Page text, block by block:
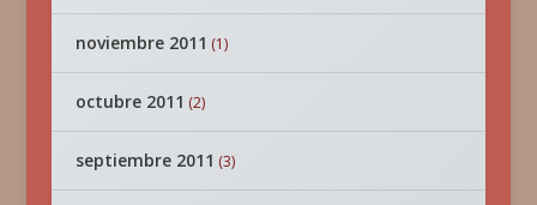
noviembre 2011 (1)
octubre 2011 (2)
septiembre 2011 (3)